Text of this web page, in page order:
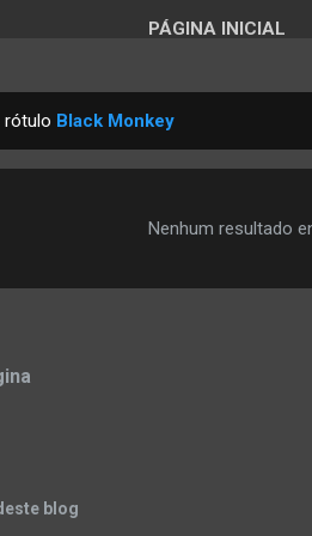
PÁGINA INICIAL
rótulo Black Monkey
Nenhum resultado
blog